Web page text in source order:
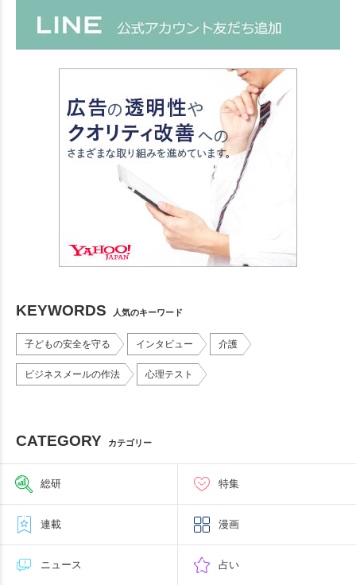
KEYWORDS 人気のキーワード
子どもの安全を守る インタビュー 介護
ビジネスメールの作法 心理テスト
CATEGORY カテゴリー
総研 特集
連載 漫画
ニュース 占い